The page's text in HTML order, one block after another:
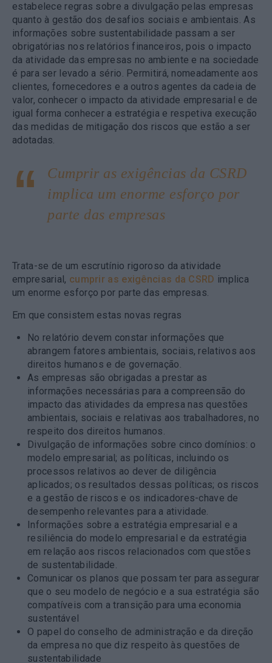
estabelece regras sobre a divulgação pelas empresas
quanto à gestão dos desafios sociais e ambientais. As
informações sobre sustentabilidade passam a ser
obrigatórias nos relatórios financeiros, pois o impacto
da atividade das empresas no ambiente e na sociedade
é para ser levado a sério. Permitirá, nomeadamente aos
clientes, fornecedores e a outros agentes da cadeia de
valor, conhecer o impacto da atividade empresarial e de
igual forma conhecer a estratégia e respetiva execução
das medidas de mitigação dos riscos que estão a ser
adotadas.
Cumprir as exigências da CSRD
implica um enorme esforço por
parte das empresas
Trata-se de um escrutínio rigoroso da atividade
empresarial, cumprir as exigências da CSRD implica
um enorme esforço por parte das empresas.
Em que consistem estas novas regras
No relatório devem constar informações que
abrangem fatores ambientais, sociais, relativos aos
direitos humanos e de governação.
As empresas são obrigadas a prestar as
informações necessárias para a compreensão do
impacto das atividades da empresa nas questões
ambientais, sociais e relativas aos trabalhadores, no
respeito dos direitos humanos.
Divulgação de informações sobre cinco domínios: o
modelo empresarial; as políticas, incluindo os
processos relativos ao dever de diligência
aplicados; os resultados dessas políticas; os riscos
e a gestão de riscos e os indicadores-chave de
desempenho relevantes para a atividade.
Informações sobre a estratégia empresarial e a
resiliência do modelo empresarial e da estratégia
em relação aos riscos relacionados com questões
de sustentabilidade.
Comunicar os planos que possam ter para assegurar
que o seu modelo de negócio e a sua estratégia são
compatíveis com a transição para uma economia
sustentável
O papel do conselho de administração e da direção
da empresa no que diz respeito às questões de
sustentabilidade